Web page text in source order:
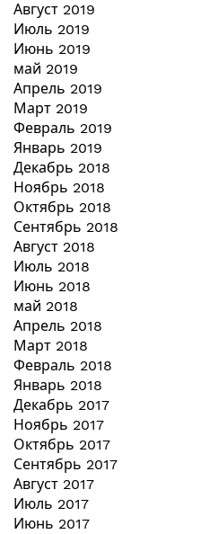
Август 2019
Июль 2019
Июнь 2019
май 2019
Апрель 2019
Март 2019
Февраль 2019
Январь 2019
Декабрь 2018
Ноябрь 2018
Октябрь 2018
Сентябрь 2018
Август 2018
Июль 2018
Июнь 2018
май 2018
Апрель 2018
Март 2018
Февраль 2018
Январь 2018
Декабрь 2017
Ноябрь 2017
Октябрь 2017
Сентябрь 2017
Август 2017
Июль 2017
Июнь 2017